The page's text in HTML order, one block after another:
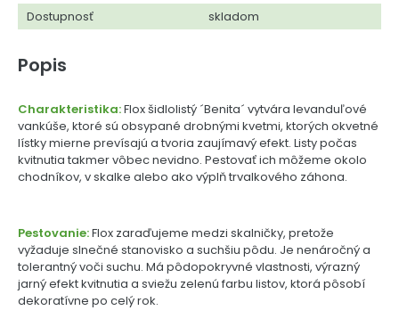
Dostupnosť
skladom
Popis
Charakteristika:Flox šidlolistý ´Benita´ vytvára levanduľové
vankúše, ktoré sú obsypané drobnými kvetmi, ktorých okvetné
lístky mierne prevísajú a tvoria zaujímavý efekt. Listy počas
kvitnutia takmer vôbec nevidno. Pestovať ich môžeme okolo
chodníkov, v skalke alebo ako výplň trvalkového záhona.
Pestovanie:Flox zaraďujeme medzi skalničky, pretože
vyžaduje slnečné stanovisko a suchšiu pôdu. Je nenáročný a
tolerantný voči suchu. Má pôdopokryvné vlastnosti, výrazný
jarný efekt kvitnutia a sviežu zelenú farbu listov, ktorá pôsobí
dekoratívne po celý rok.